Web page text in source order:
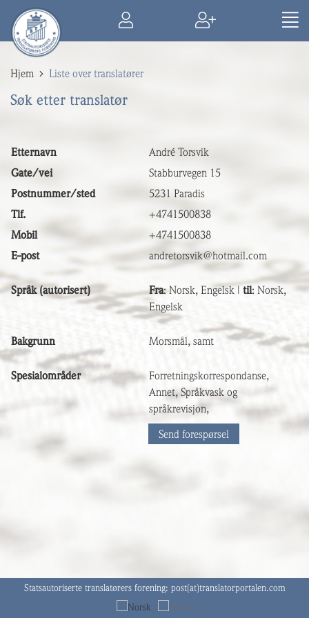
Hjem Liste over translatører
Søk etter translatør
Send forespørsel
Etternavn
André Torsvik
Gate/vei
Stabburvegen 15
Postnummer/sted
5231 Paradis
Tlf.
+4741500838
Mobil
+4741500838
E-post
andretorsvik@hotmail.com
Språk (autorisert) Fra: Norsk, Engelsk | til: Norsk,
Engelsk
Bakgrunn Morsmål, samt
Spesialområder
Forretningskorrespondanse,
Annet, Språkvask og
språkrevisjon,
Statsautoriserte translatørers forening: post(at)translatorportalen.com